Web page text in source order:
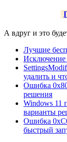
А вдруг и это
Лучшие
удалить и
Ошибка
решения
Windows 11
варианты
Ошибка
быстрый